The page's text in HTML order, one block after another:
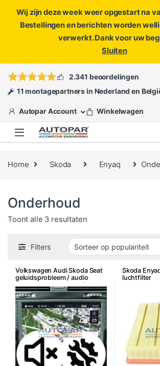
Wij zijn deze week weer opgestart na
Bestellingen en berichten worden
verwerkt. Dank voor uw
Sluiten
ofopen een ticket
2.341 beoordelingen
11 montagepartners in Nederland en
Autopar Account Winkelwagen
Home Skoda Enyaq
Onderhoud
Toont alle 3 resultatenGesorteerd op
Filters
Volkswagen Audi Skoda Seat
geluidsprobleem / audio
probleem reparatie radio
Skoda
luchtfilter